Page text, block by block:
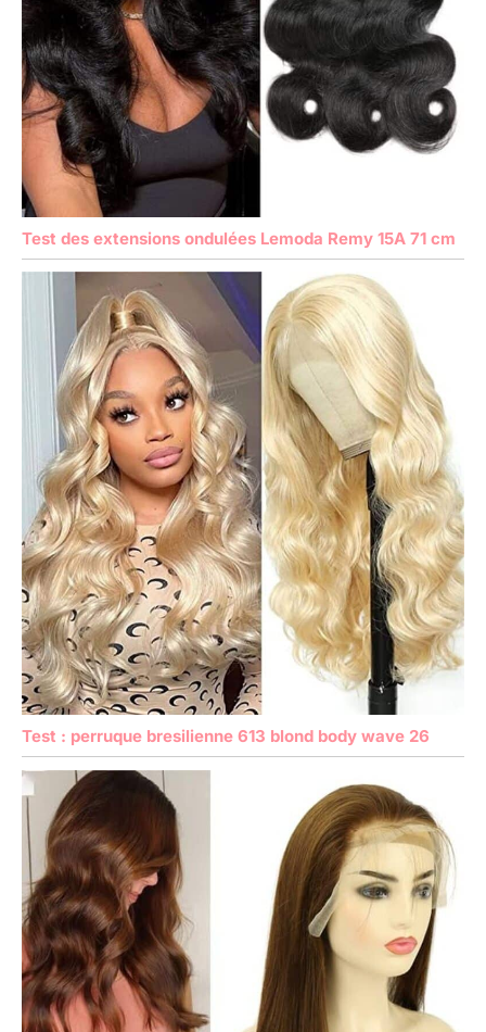
Test des extensions ondulées Lemoda Remy 15A 71 cm
Test : perruque bresilienne 613 blond body wave 26